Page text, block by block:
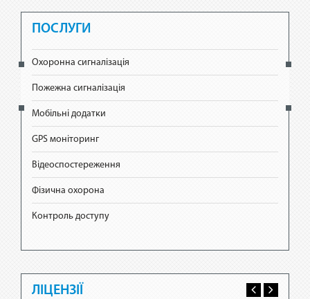
ПОСЛУГИ
Охоронна сигналізація
Пожежна сигналізація
Мобільні додатки
GPS моніторинг
Відеоспостереження
Фізична охорона
Контроль доступу
ЛІЦЕНЗІЇ